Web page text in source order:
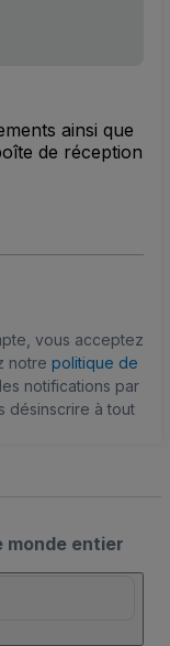
ainsi que
de réception
vous acceptez
notre politique de
notifications par
désinscrire à tout
monde entier